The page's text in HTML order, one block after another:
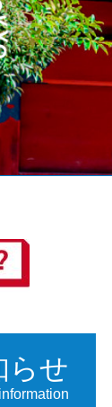
らせ
information